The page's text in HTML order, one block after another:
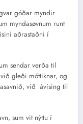
góðar myndir
myndasøvnum runt
aðrastaðni í
sendar verða til
gleði móttiknar, og
við ávísing til
sum vit nýttu í